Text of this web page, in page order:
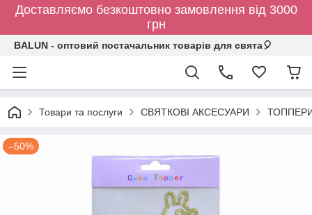
Доставляємо безкоштовно замовлення від 3000
грн
BALUN - оптовий постачальник товарів для свята🎈
Товари та послуги СВЯТКОВІ АКСЕСУАРИ
–50%